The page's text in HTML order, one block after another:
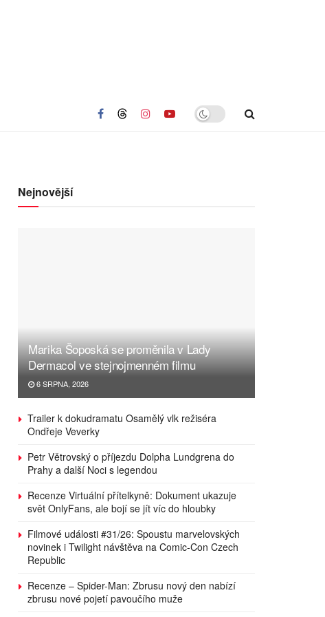
Nejnovější
Marika Šoposká se proměnila v Lady
Dermacol ve stejnojmenném filmu
6 SRPNA, 2026
Trailer k dokudramatu Osamělý vlk režiséra
Ondřeje Veverky
Petr Větrovský o příjezdu Dolpha Lundgrena do
Prahy a další Noci s legendou
Recenze Virtuální přítelkyně: Dokument ukazuje
svět OnlyFans, ale bojí se jít víc do hloubky
Filmové události #31/26: Spoustu marvelovských
novinek i Twilight návštěva na Comic-Con Czech
Republic
Recenze – Spider-Man: Zbrusu nový den nabízí
zbrusu nové pojetí pavoučího muže